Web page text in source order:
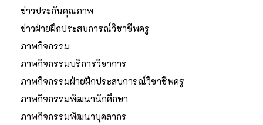
ข่าวประกันคุณภาพ
ข่าวฝ่ายฝึกประสบการณ์วิชาชีพครู
ภาพกิจกรรม
ภาพกิจกรรมบริการวิชาการ
ภาพกิจกรรมฝ่ายฝึกประสบการณ์วิชาชีพครู
ภาพกิจกรรมพัฒนานักศึกษา
ภาพกิจกรรมพัฒนาบุคลากร